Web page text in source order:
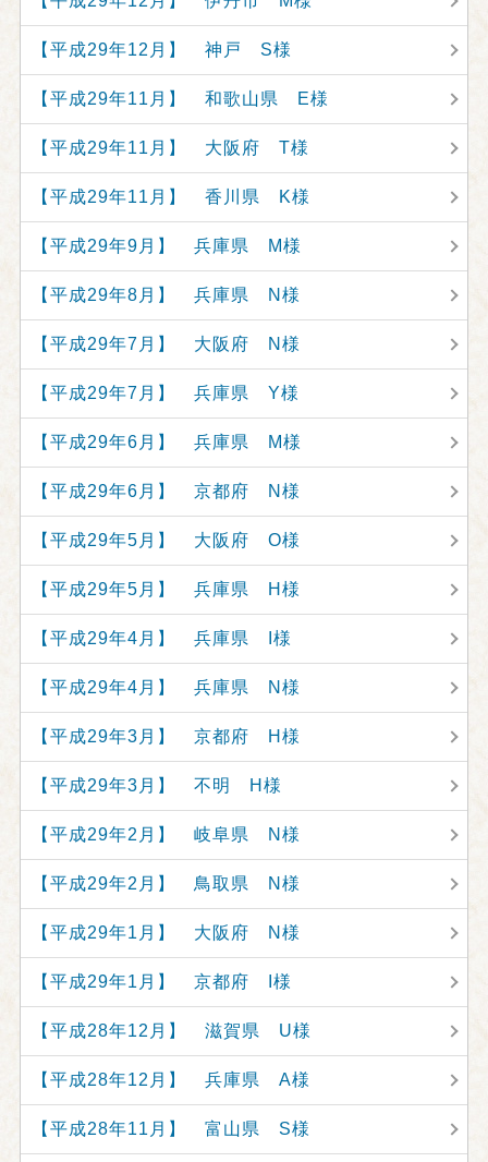
【平成29年12月】 神戸 S様
【平成29年11月】 和歌山県 E様
【平成29年11月】 大阪府 T様
【平成29年11月】 香川県 K様
【平成29年9月】 兵庫県 M様
【平成29年8月】 兵庫県 N様
【平成29年7月】 大阪府 N様
【平成29年7月】 兵庫県 Y様
【平成29年6月】 兵庫県 M様
【平成29年6月】 京都府 N様
【平成29年5月】 大阪府 O様
【平成29年5月】 兵庫県 H様
【平成29年4月】 兵庫県 I様
【平成29年4月】 兵庫県 N様
【平成29年3月】 京都府 H様
【平成29年3月】 不明 H様
【平成29年2月】 岐阜県 N様
【平成29年2月】 鳥取県 N様
【平成29年1月】 大阪府 N様
【平成29年1月】 京都府 I様
【平成28年12月】 滋賀県 U様
【平成28年12月】 兵庫県 A様
【平成28年11月】 富山県 S様